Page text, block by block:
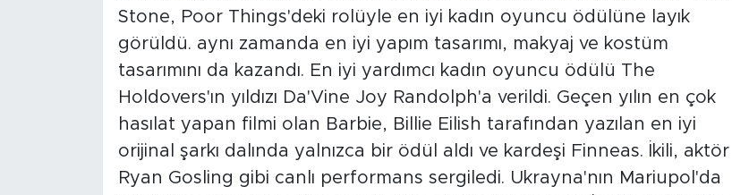
Stone, Poor Things'deki rolüyle en iyi kadın oyuncu ödülüne layık
görüldü. aynı zamanda en iyi yapım tasarımı, makyaj ve kostüm
tasarımını da kazandı. En iyi yardımcı kadın oyuncu ödülü The
Holdovers'ın yıldızı Da'Vine Joy Randolph'a verildi. Geçen yılın en çok
hasılat yapan filmi olan Barbie, Billie Eilish tarafından yazılan en iyi
orijinal şarkı dalında yalnızca bir ödül aldı ve kardeşi Finneas. İkili, aktör
Ryan Gosling gibi canlı performans sergiledi. Ukrayna'nın Mariupol'da